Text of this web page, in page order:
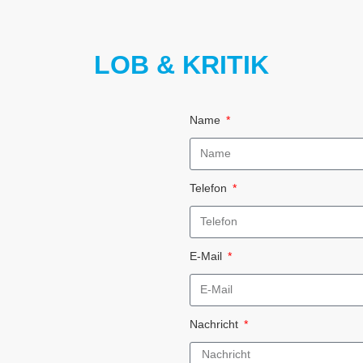
LOB & KRITIK
Name
Telefon
E-Mail
Nachricht